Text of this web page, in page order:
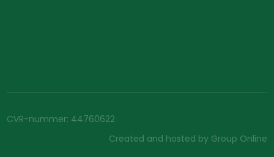
CVR-nummer​: 44760622
Created and hosted by Group Online